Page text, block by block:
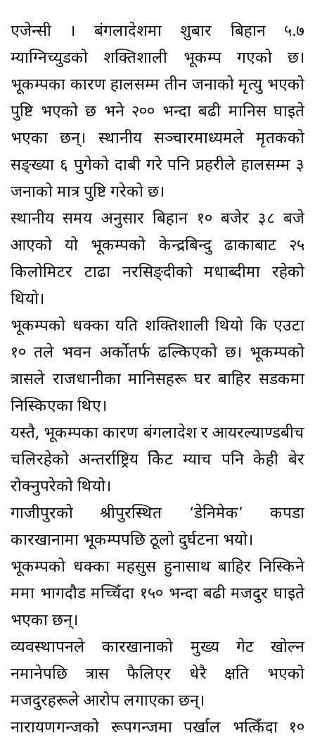
एजेन्सी । बंगलादेशमा शुक्रबार बिहान ५.७
म्याग्निच्युडको शक्तिशाली भूकम्प गएको छ।
भूकम्पका कारण हालसम्म तीन जनाको मृत्यु भएको
पुष्टि भएको छ भने २०० भन्दा बढी मानिस घाइते
भएका छन्। स्थानीय सञ्चारमाध्यमले मृतकको
सङ्ख्या ६ पुगेको दाबी गरे पनि प्रहरीले हालसम्म ३
जनाको मात्र पुष्टि गरेको छ।
स्थानीय समय अनुसार बिहान १० बजेर ३८ बजे
आएको यो भूकम्पको केन्द्रबिन्दु ढाकाबाट २५
किलोमिटर टाढा नरसिङ्दीको मधाब्दीमा रहेको
थियो।
भूकम्पको धक्का यति शक्तिशाली थियो कि एउटा
१० तले भवन अर्कोतर्फ ढल्किएको छ। भूकम्पको
त्रासले राजधानीका मानिसहरू घर बाहिर सडकमा
निस्किएका थिए।
यस्तै, भूकम्पका कारण बंगलादेश र आयरल्याण्डबीच
चलिरहेको अन्तर्राष्ट्रिय क्रिकेट म्याच पनि केही बेर
रोक्नुपरेको थियो।
गाजीपुरको श्रीपुरस्थित ‘डेनिमेक’ कपडा
कारखानामा भूकम्पपछि ठूलो दुर्घटना भयो।
भूकम्पको धक्का महसुस हुनासाथ बाहिर निस्किने
क्रममा भागदौड मच्चिँदा १५० भन्दा बढी मजदुर घाइते
भएका छन्।
व्यवस्थापनले कारखानाको मुख्य गेट खोल्न
नमानेपछि त्रास फैलिएर धेरै क्षति भएको
मजदुरहरूले आरोप लगाएका छन्।
नारायणगन्जको रूपगन्जमा पर्खाल भत्किँदा १०